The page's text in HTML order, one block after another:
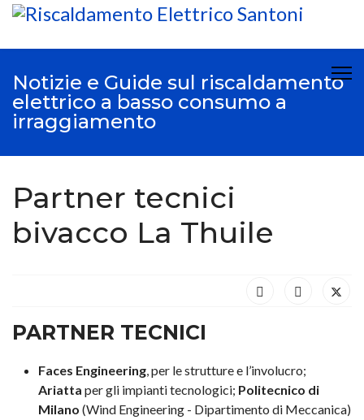
Notizie e Guide sul riscaldamento
elettrico a basso consumo a
irraggiamento
Partner tecnici
bivacco La Thuile
PARTNER TECNICI
Faces Engineering, per le strutture e l’involucro;
Ariatta per gli impianti tecnologici; Politecnico di
Milano (Wind Engineering - Dipartimento di Meccanica)